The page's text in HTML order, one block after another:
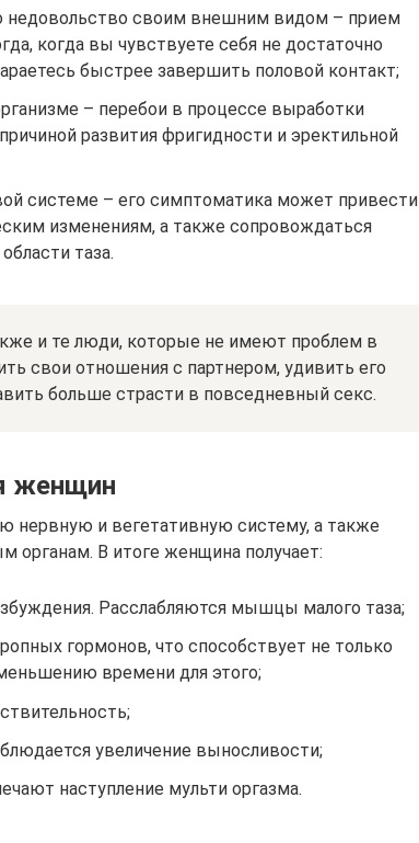
недовольство своим внешним видом – прием
когда вы чувствуете себя не достаточно
быстрее завершить половой контакт;
– перебои в процессе выработки
развития фригидности и эректильной
системе – его симптоматика может привести
изменениям, а также сопровождаться
таза.
и те люди, которые не имеют проблем в
свои отношения с партнером, удивить его
больше страсти в повседневный секс.
женщин
нервную и вегетативную систему, а также
органам. В итоге женщина получает:
Расслабляются мышцы малого таза;
гормонов, что способствует не только
времени для этого;
увеличение выносливости;
наступление мульти оргазма.